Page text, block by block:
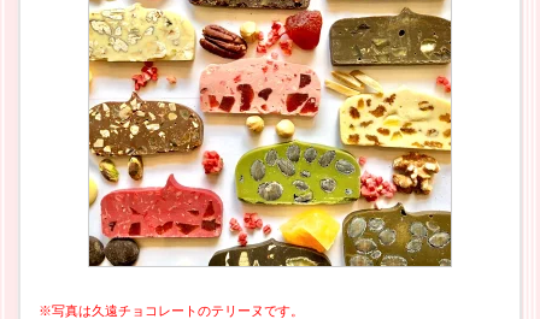
※写真は久遠チョコレートのテリーヌです。